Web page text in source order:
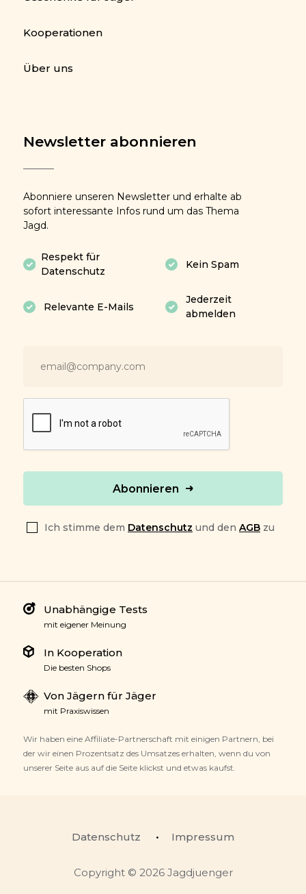
Kooperationen
Über uns
Newsletter abonnieren
Abonniere unseren Newsletter und erhalte ab
sofort interessante Infos rund um das Thema
Jagd.
Respekt für
Datenschutz
Kein Spam
Relevante E-Mails
Jederzeit
abmelden
Abonnieren
Ich stimme dem Datenschutz und den AGB zu
Unabhängige Tests
mit eigener Meinung
In Kooperation
Die besten Shops
Von Jägern für Jäger
mit Praxiswissen
Wir haben eine Affiliate-Partnerschaft mit einigen Partnern, bei
der wir einen Prozentsatz des Umsatzes erhalten, wenn du von
unserer Seite aus auf die Seite klickst und etwas kaufst.
Copyright © 2026 Jagdjuenger
Datenschutz Impressum